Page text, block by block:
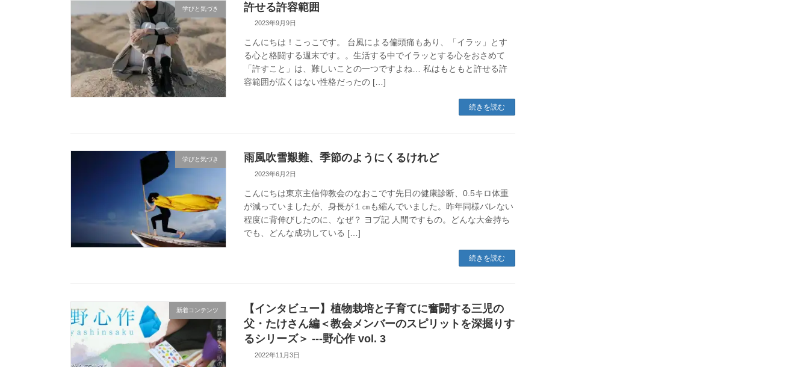
学びと気づき 許せる許容範囲
2023年9月9日
こんにちは！こっこです。 台風による偏頭痛もあり、「イラッ」とす
る心と格闘する週末です。。生活する中でイラッとする心をおさめて
「許すこと」は、難しいことの一つですよね… 私はもともと許せる許
容範囲が広くはない性格だったの […]
続きを読む
学びと気づき 雨風吹雪艱難、季節のようにくるけれど
2023年6月2日
こんにちは東京主信仰教会のなおこです先日の健康診断、0.5キロ体重
が減っていましたが、身長が１㎝も縮んでいました。昨年同様バレない
程度に背伸びしたのに、なぜ？ ヨブ記 人間ですもの。どんな大金持ち
でも、どんな成功している […]
続きを読む
新着コンテンツ
【インタビュー】植物栽培と子育てに奮闘する三児の
父・たけさん編＜教会メンバーのスピリットを深掘りす
るシリーズ＞ ---野心作 vol. 3
2022年11月3日